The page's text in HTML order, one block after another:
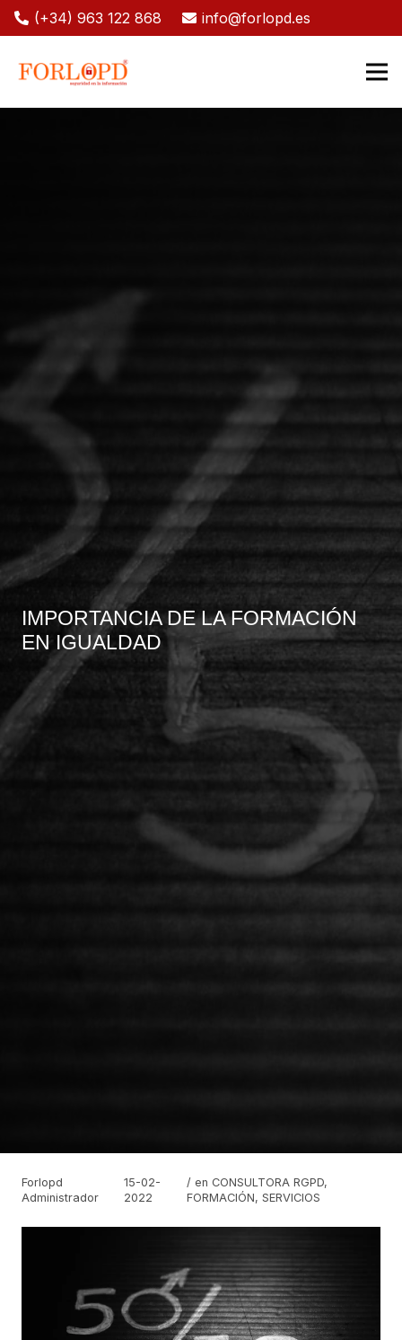
(+34) 963 122 868 info@forlopd.es
IMPORTANCIA DE LA FORMACIÓN
EN IGUALDAD
Forlopd
Administrador
15-02-
2022
/ en CONSULTORA RGPD,
FORMACIÓN, SERVICIOS